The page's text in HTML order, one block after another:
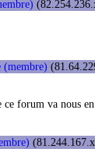
(membre)
forum va nous